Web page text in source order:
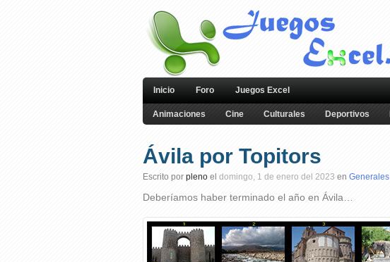
Inicio Foro Juegos Excel
Animaciones Cine Culturales Deportivos
Ávila por Topitors
Escrito por pleno el domingo, 1 de enero del 2023 en Generales
Deberíamos haber terminado el año en Ávila…